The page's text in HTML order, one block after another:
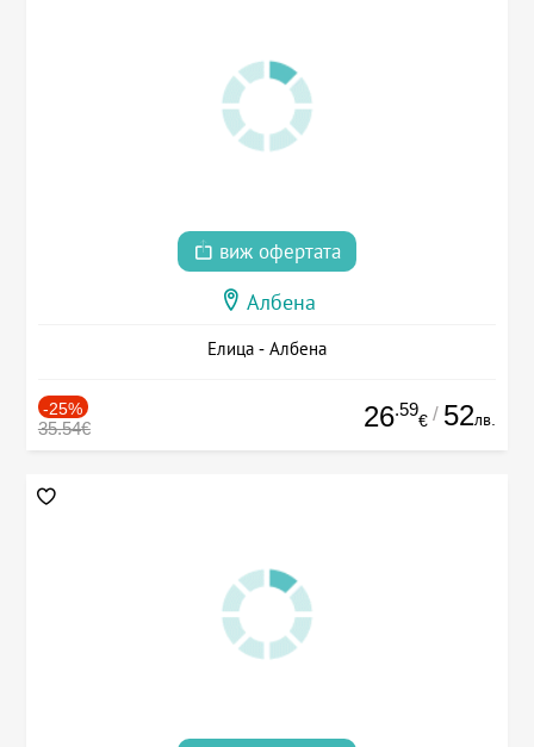
виж офертата
Албена
Елица - Албена
-25%
35.54€ 26.59
€ / 52лв.